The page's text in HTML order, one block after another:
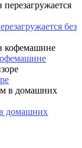
без
домашних